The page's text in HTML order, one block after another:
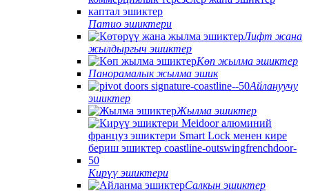
Патио эшиктери
Лифт жана
жылдыргыч эшиктер
Көп жылма эшиктер
Панорамалык жылма эшик
Айлануучу
эшиктер
Жылма эшиктер
Кирүү эшиктери
Салкын эшиктер